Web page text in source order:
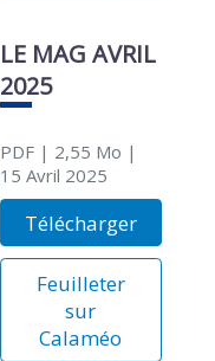
LE MAG AVRIL
2025
PDF| 2,55 Mo |
15 Avril 2025
Télécharger
Feuilleter
sur
Calaméo